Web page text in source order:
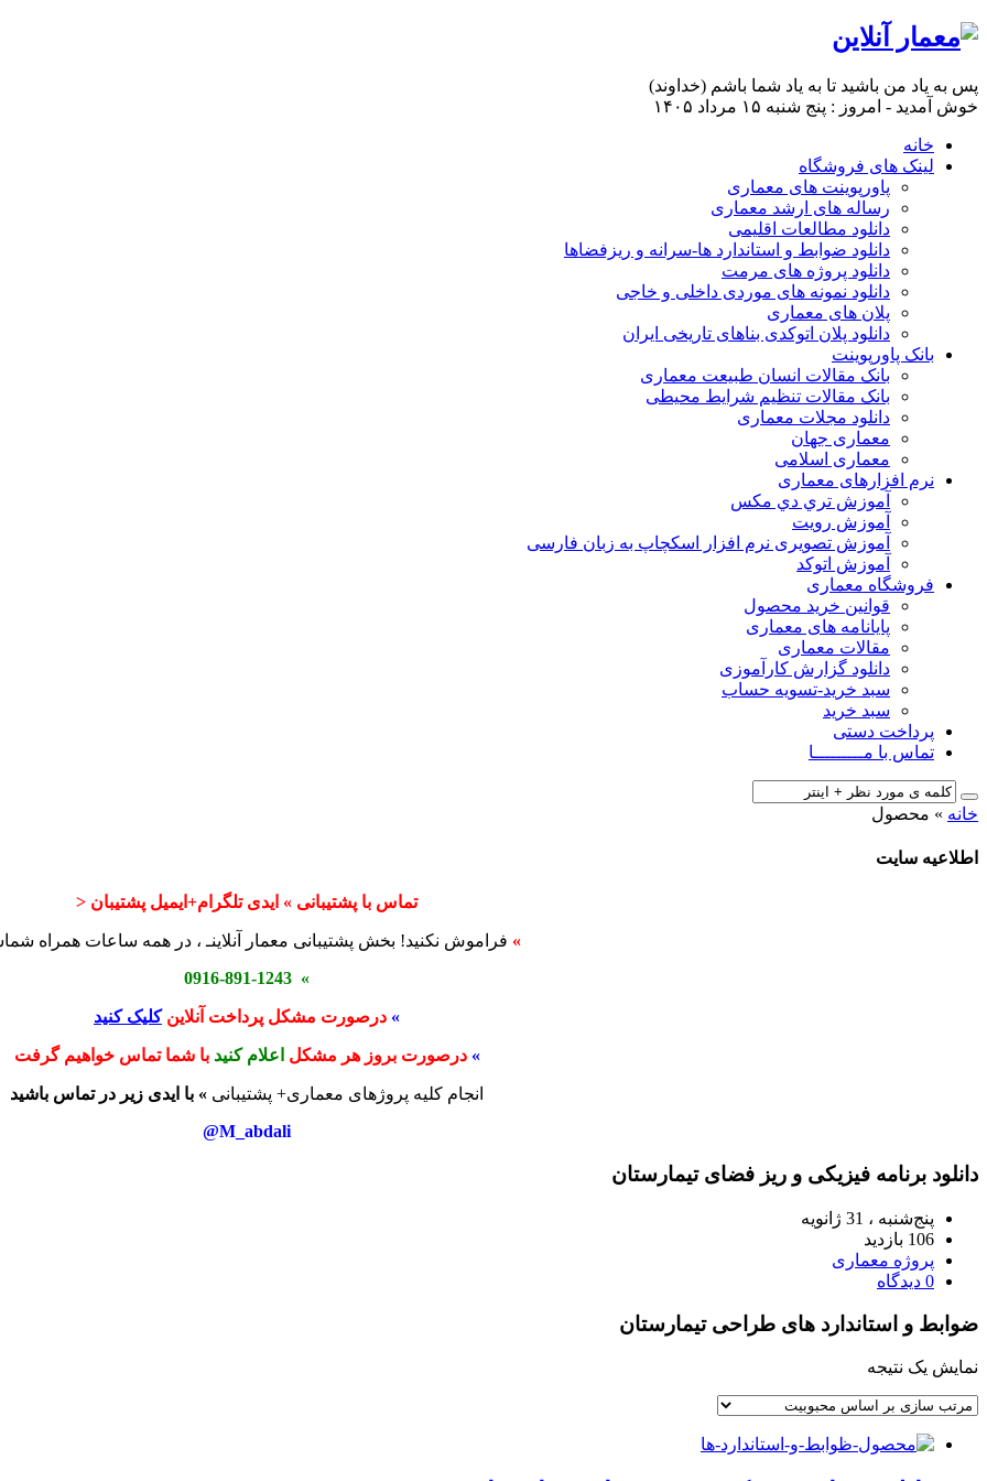
پس به یاد من باشید تا به یاد شما باشم (خداوند)
خوش آمدید - امروز : پنج شنبه ۱۵ مرداد ۱۴۰۵
خانه
لینک های فروشگاه
پاورپوینت های معماری
رساله های ارشد معماری
دانلود مطالعات اقلیمی
دانلود ضوابط و استاندارد ها-سرانه و ریزفضاها
دانلود پروژه های مرمت
دانلود نمونه های موردی داخلی و خاجی
پلان های معماری
دانلود پلان اتوکدی بناهای تاریخی ایران
بانک پاورپوینت
بانک مقالات انسان طبیعت معماری
بانک مقالات تنظیم شرایط محیطی
دانلود مجلات معماری
معماری جهان
معماری اسلامی
نرم افزارهای معماری
آﻣﻮزش ﺗﺮي دي ﻣﮑﺲ
آموزش رویت
آموزش تصویری نرم افزار اسکچاپ به زبان فارسی
آموزش اتوکد
فروشگاه معماری
قوانین خرید محصول
پایانامه های معماری
مقالات معماری
دانلود گزارش کارآموزی
سبد خرید-تسویه حساب
سبد خرید
پرداخت دستی
تماس با مـــــــــا
خانه » محصول
اطلاعیه سایت
تماس با پشتیبانی » ایدی تلگرام+ایمیل پشتیبان <
» فراموش نکنید! بخش پشتیبانی معمار آنلاینـ ، در همه ساعات همراه
» 0916-891-1243
» درصورت مشکل پرداخت آنلاینکلیک کنید
» درصورت بروز هر مشکل اعلام کنید با شما تماس خواهیم گرفت
انجام کلیه پروژهای معماری+ پشتیبانی » با ایدی زیر در تماس باشید
M_abdali@
دانلود برنامه فیزیکی و ریز فضای تیمارستان
پنج‌شنبه ، 31 ژانویه
106 بازدید
پروژه معماری
0 دیدگاه
ضوابط و استاندارد های طراحی تیمارستان
نمایش یک نتیجه